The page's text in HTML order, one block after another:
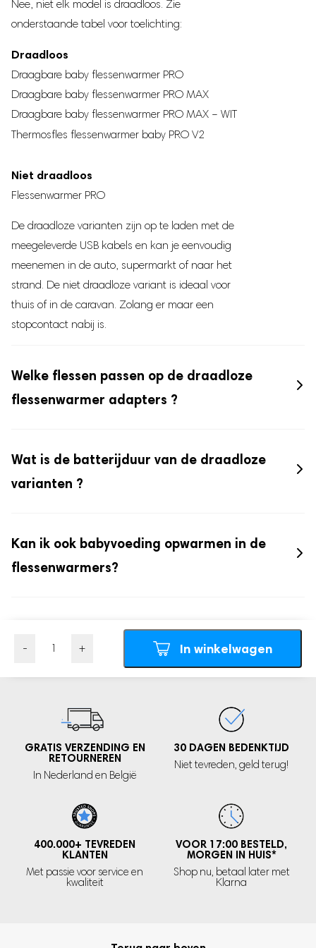
De flessenwarmer wordt geleverd met 5 adapters (39 mm,
populaire babyfles merken. Ook passen veel babyfles merken
zonder adapter direct op de flessenwarmer. Zie de lijst
hieronder voor meer informatie.
Merken die zonder adapter op de Vulpes Goods®
AVENT Philips
Pigeon (Brede Hals)
Combi
Dodie
Lansinoh
Richell
Spectra
En meer.
Pigeon (smalle hals)
Dr. Brown’s (smalle hals)
Evenflo Classic
Parent’s choice
AVENT Philips
Adapter van 50 mm:
AVENT Philips
Bebe Confort
Lansinoh
Doubieheart
Combi
Haenim
Nee, niet elk model is draadloos. Zie
onderstaande tabel voor toelichting:
Draadloos
Draagbare baby flessenwarmer PRO
Draagbare baby flessenwarmer PRO MAX
Draagbare baby flessenwarmer PRO MAX – WIT
Thermosfles flessenwarmer baby PRO V2
Niet draadloos
Flessenwarmer PRO
De draadloze varianten zijn op te laden met de
meegeleverde USB kabels en kan je eenvoudig
meenemen in de auto, supermarkt of naar het
strand. De niet draadloze variant is ideaal voor
thuis of in de caravan. Zolang er maar een
stopcontact nabij is.
Welke flessen passen op de draadloze
flessenwarmer adapters ?
Wat is de batterijduur van de draadloze
varianten ?
Kan ik ook babyvoeding opwarmen in de
flessenwarmers?
In winkelwagen
GRATIS VERZENDING EN
RETOURNEREN
In Nederland en België
30 DAGEN BEDENKTIJD
Niet tevreden, geld terug!
400.000+ TEVREDEN
KLANTEN
Met passie voor service en
kwaliteit
VOOR 17:00 BESTELD,
MORGEN IN HUIS*
Shop nu, betaal later met
Klarna